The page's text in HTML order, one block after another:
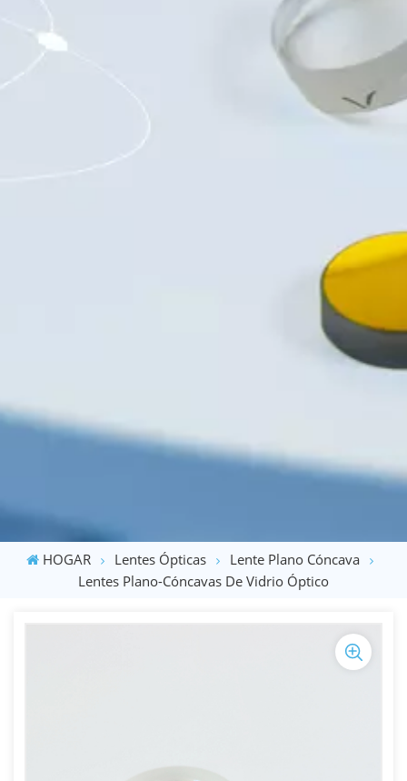
HOGAR Lentes Ópticas
Lente Plano Cóncava
Lentes Plano-Cóncavas De Vidrio Óptico